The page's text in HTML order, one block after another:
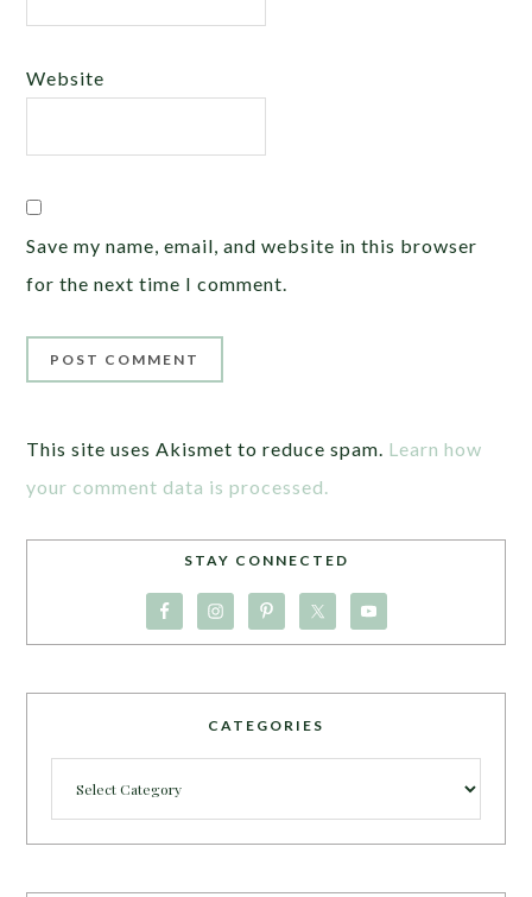
Website
Save my name, email, and website in this browser
for the next time I comment.
This site uses Akismet to reduce spam. Learn how
your comment data is processed.
STAY CONNECTED
CATEGORIES